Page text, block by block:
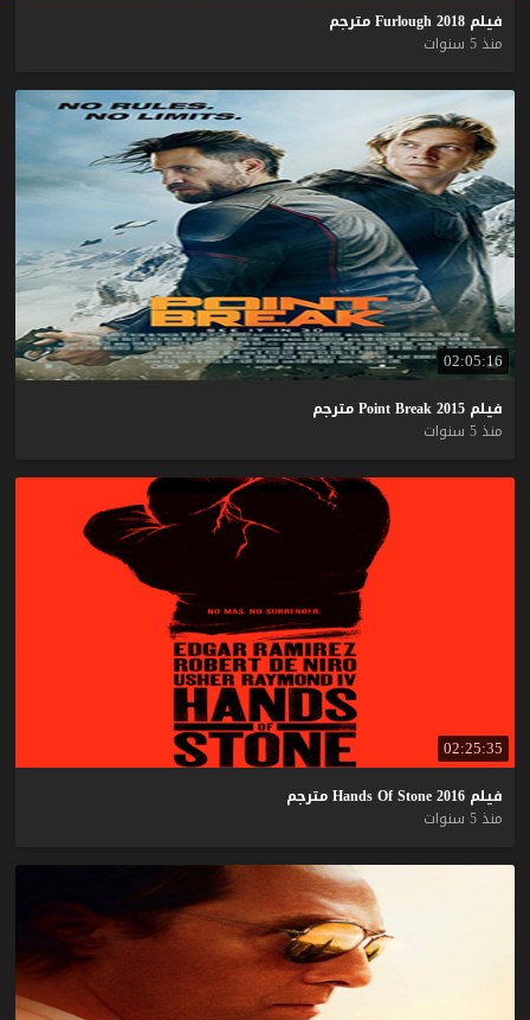
فيلم Furlough 2018
مترجم
منذ 5 سنوات
02:05:16
فيلم Point Break 2015
مترجم
منذ 5 سنوات
02:25:35
فيلم Hands Of Stone 2016
مترجم
منذ 5 سنوات